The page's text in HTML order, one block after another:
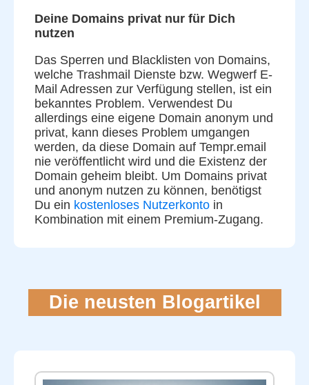
Deine Domains privat nur für Dich
nutzen
Das Sperren und Blacklisten von Domains,
welche Trashmail Dienste bzw. Wegwerf E-
Mail Adressen zur Verfügung stellen, ist ein
bekanntes Problem. Verwendest Du
allerdings eine eigene Domain anonym und
privat, kann dieses Problem umgangen
werden, da diese Domain auf Tempr.email
nie veröffentlicht wird und die Existenz der
Domain geheim bleibt. Um Domains privat
und anonym nutzen zu können, benötigst
Du ein kostenloses Nutzerkonto in
Kombination mit einem Premium-Zugang.
Die neusten Blogartikel